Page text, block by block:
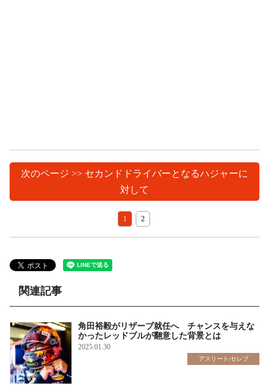
次のページ >> セカンドドライバーとなるハジャーに
対して
1 2
関連記事
角田裕毅がリザーブ就任へ チャンスを与えな
かったレッドブルが翻意した背景とは
2025.01.30
アスリート/セレブ